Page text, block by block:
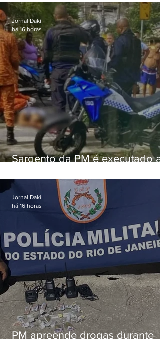
Sargento da PM é executado a
em Vaz Lobo
Jornal Daki
há 16 horas
PM apreende drogas durante
Jornal Daki
há 16 horas